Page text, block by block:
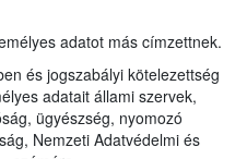
adatot más címzettnek.
és jogszabályi kötelezettség
adatait állami szervek,
ügyészség, nyomozó
Nemzeti Adatvédelmi és